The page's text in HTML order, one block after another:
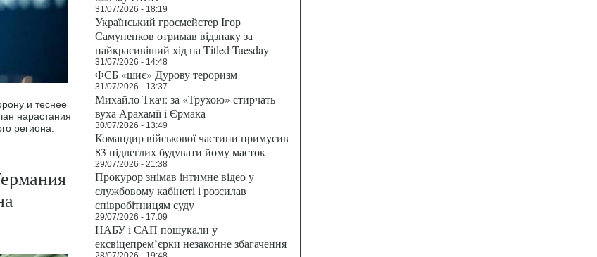
и теснее
нарастания
региона.
31/07/2026 - 18:19
Український гросмейстер Ігор
Самуненков отримав відзнаку за
найкрасивіший хід на Titled Tuesday
31/07/2026 - 14:48
ФСБ «шиє» Дурову тероризм
31/07/2026 - 13:37
Михайло Ткач: за «Трухою» стирчать
вуха Арахамії і Єрмака
30/07/2026 - 13:49
Командир військової частини примусив
83 підлеглих будувати йому маєток
29/07/2026 - 21:38
Прокурор знімав інтимне відео у
службовому кабінеті і розсилав
співробітницям суду
29/07/2026 - 17:09
НАБУ і САП пошукали у
ексвіцепрем’єрки незаконне збагачення